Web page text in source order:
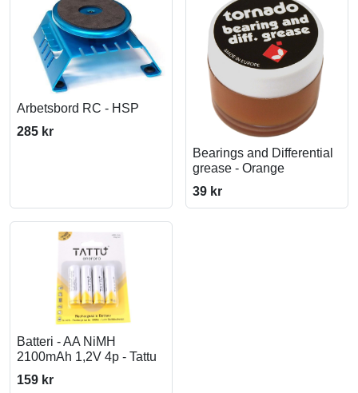
Arbetsbord RC - HSP
285 kr
Bearings and Differential
grease - Orange
39 kr
Batteri - AA NiMH
2100mAh 1,2V 4p - Tattu
159 kr